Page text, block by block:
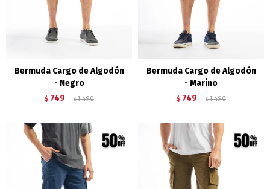
Bermuda Cargo de Algodón
- Negro
$ 749 $ 1.490
Bermuda Cargo de Algodón
- Marino
$ 749 $ 1.490